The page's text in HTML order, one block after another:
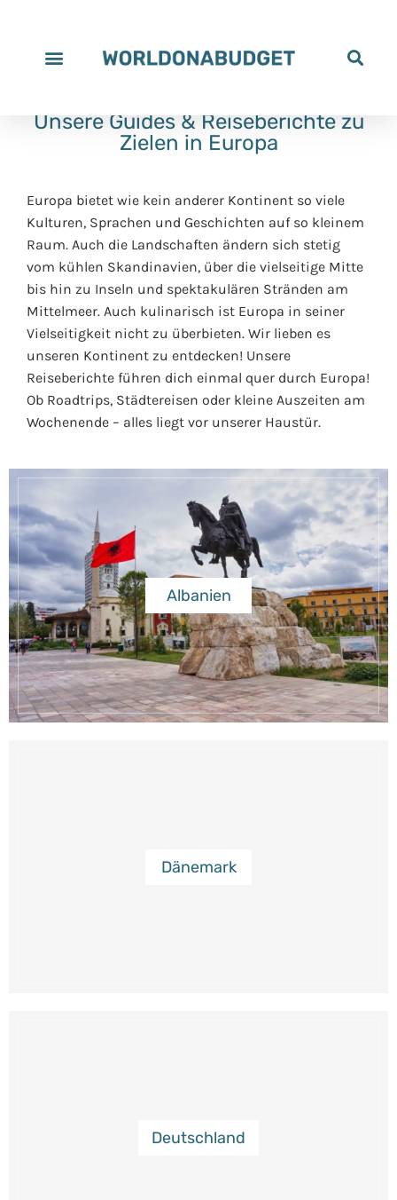
Unsere Guides & Reiseberichte zu
Zielen in Europa
Europa bietet wie kein anderer Kontinent so viele
Kulturen, Sprachen und Geschichten auf so kleinem
Raum. Auch die Landschaften ändern sich stetig
vom kühlen Skandinavien, über die vielseitige Mitte
bis hin zu Inseln und spektakulären Stränden am
Mittelmeer. Auch kulinarisch ist Europa in seiner
Vielseitigkeit nicht zu überbieten. Wir lieben es
unseren Kontinent zu entdecken! Unsere
Reiseberichte führen dich einmal quer durch Europa!
Ob Roadtrips, Städtereisen oder kleine Auszeiten am
Wochenende – alles liegt vor unserer Haustür.
Albanien
Dänemark
Deutschland